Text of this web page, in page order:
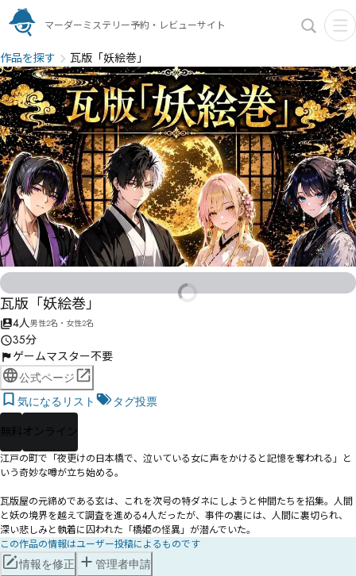
マーダーミステリー予約・レビューサイト
作品を探す 瓦版「妖絵巻」
瓦版「妖絵巻」
4人男性2名・女性2名
35分
ゲームマスター不要
公式ページ
気になるリスト
タグ投票
無料 オンライン
江戸の町で「夜更けの日本橋で、泣いている女に声をかけると記憶を奪われる」と
いう奇妙な噂が立ち始める。
瓦版屋の元締めである玄は、これを次号の特ダネにしようと仲間たちを招集。人間
と妖の境界を越えて調査を進める4人だったが、事件の裏には、人間に裏切られ、
深い悲しみと執着に囚われた「橋姫の怪異」が潜んでいた。
この作品の情報はユーザー投稿によるものです
情報を修正 管理者申請